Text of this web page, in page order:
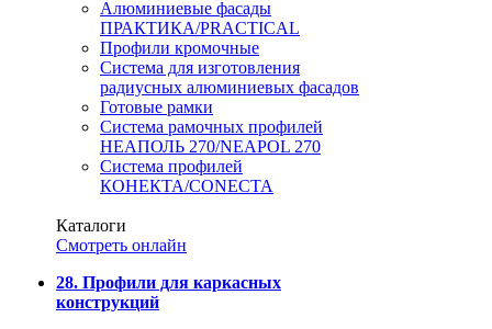
Алюминиевые фасады
ПРАКТИКА/PRACTICAL
Профили кромочные
Система для изготовления
радиусных алюминиевых фасадов
Готовые рамки
Система рамочных профилей
НЕАПОЛЬ 270/NEAPOL 270
Система профилей
КОНЕКТА/CONECTA
Каталоги
Смотреть онлайн
28. Профили для каркасных
конструкций